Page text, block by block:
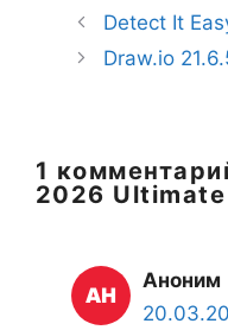
Detect It
Draw.io
1
2026
Аноним